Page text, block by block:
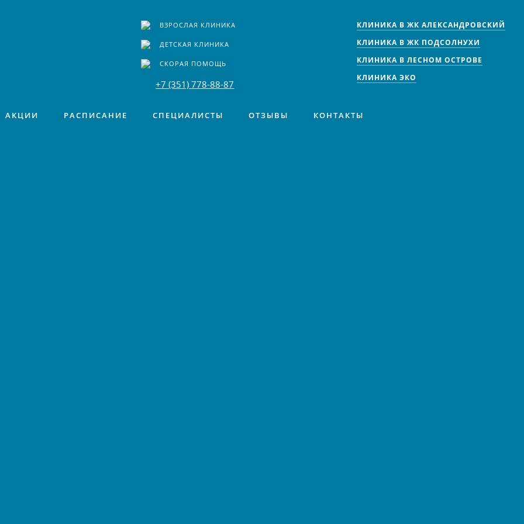
ВЗРОСЛАЯ КЛИНИКА
ДЕТСКАЯ КЛИНИКА
СКОРАЯ ПОМОЩЬ
+7 (351) 778-88-87
КЛИНИКА В ЖК АЛЕКСАНДРОВСКИЙ
КЛИНИКА В ЖК ПОДСОЛНУХИ
КЛИНИКА В ЛЕСНОМ ОСТРОВЕ
КЛИНИКА ЭКО
АКЦИИ РАСПИСАНИЕ СПЕЦИАЛИСТЫ ОТЗЫВЫ КОНТАКТЫ